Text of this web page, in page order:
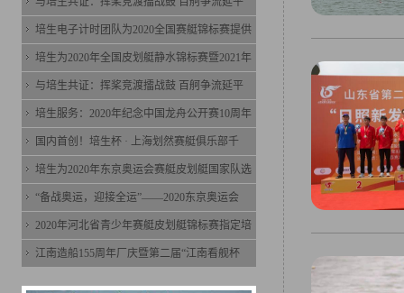
培生电子计时团队为2020全国赛艇锦标赛提供
培生为2020年全国皮划艇静水锦标赛暨2021年
与培生共证：挥桨竞渡擂战鼓 百舸争流延平
培生服务：2020年纪念中国龙舟公开赛10周年
国内首创！培生杯 · 上海划然赛艇俱乐部千
培生为2020年东京奥运会赛艇皮划艇国家队选
“备战奥运，迎接全运”——2020东京奥运会
2020年河北省青少年赛艇皮划艇锦标赛指定培
江南造船155周年厂庆暨第二届“江南看舰杯